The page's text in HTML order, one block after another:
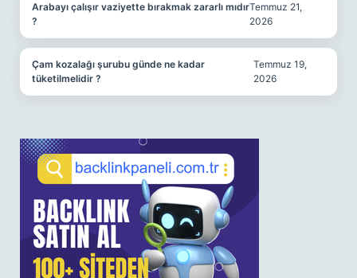
Arabayı çalışır vaziyette bırakmak zararlı mıdır
?
Temmuz 21,
2026
Çam kozalağı şurubu günde ne kadar
tüketilmelidir ?
Temmuz 19,
2026